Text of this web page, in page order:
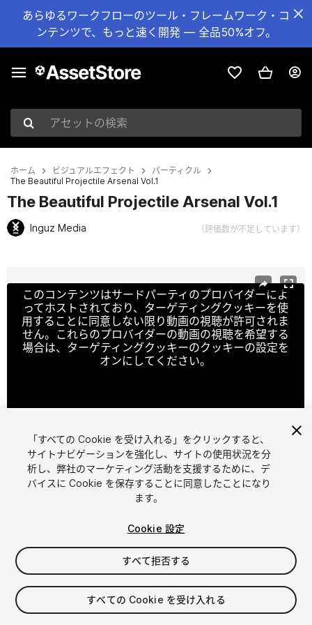
あらゆるワークフローのツール・フレームワーク・コ
ンテンツで、もっと速く開発 — 全品50%オフ。
アセットの検索
ホーム ビジュアルエフェクト
パーティクル
The Beautiful Projectile Arsenal Vol.1
The Beautiful Projectile Arsenal Vol.1
Inguz Media （評価数が不足しています）
このコンテンツはサードパーティのプロバイダーによ
ってホストされており、ターゲティングクッキーを使
用することに同意しない限り動画の視聴が許可されま
せん。これらのプロバイダーの動画の視聴を希望する
場合は、ターゲティングクッキーのクッキーの設定を
オンにしてください。
1/ 20
$9.99
消費税は決済時に計算されます
「すべての Cookie を受け入れる」をクリックすると、
サイトナビゲーションを強化し、サイトの使用状況を分
析し、弊社のマーケティング活動を支援するために、デ
バイスに Cookie を保存することに同意したことになり
ます。
Cookie 設定
すべて拒否する
すべての Cookie を受け入れる